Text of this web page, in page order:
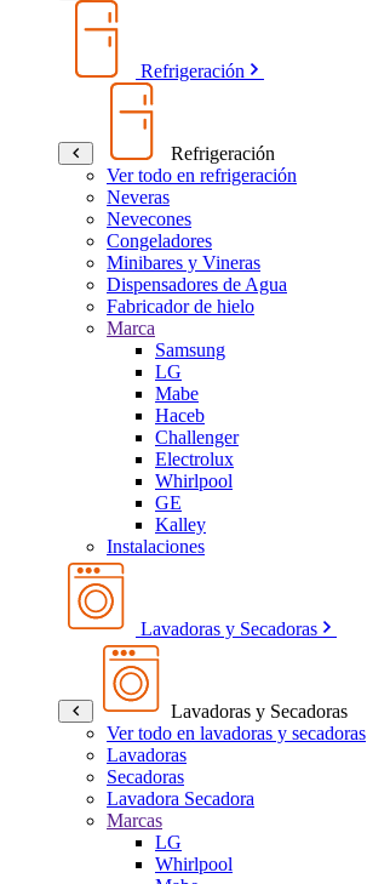
Refrigeración
Refrigeración
Ver todo en refrigeración
Neveras
Nevecones
Congeladores
Minibares y Vineras
Dispensadores de Agua
Fabricador de hielo
Marca
Samsung
LG
Mabe
Haceb
Challenger
Electrolux
Whirlpool
GE
Kalley
Instalaciones
Lavadoras y Secadoras
Lavadoras y Secadoras
Ver todo en lavadoras y secadoras
Lavadoras
Secadoras
Lavadora Secadora
Marcas
LG
Whirlpool